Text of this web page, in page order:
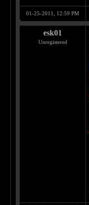
01-25-2011, 12:59 PM
esk01
Unregistered